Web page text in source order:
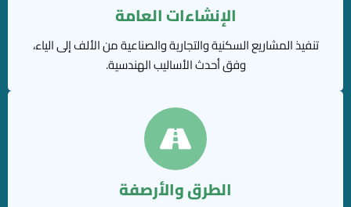
الإنشاءات العامة
تنفيذ المشاريع السكنية والتجارية والصناعية من الألف إلى الياء،
وفق أحدث الأساليب الهندسية.
الطرق والأرصفة